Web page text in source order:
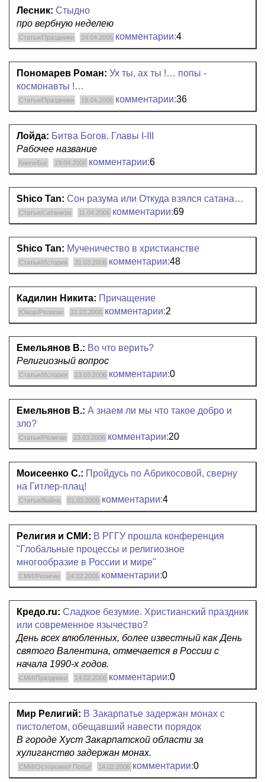
Лесник: Стыдно
про вербную неделею
Статьи/Праздники 24.04.2006 комментарии:4
Пономарев Роман: Ух ты, ах ты !… попы -
космонавты !…
Статьи/Праздники 19.04.2006 комментарии:36
Лойда: Битва Богов. Главы I-III
Рабочее название
Книги/Бог 19.04.2006 комментарии:6
Shico Tan: Сон разума или Откуда взялся сатана…
Статьи/Сатанизм 11.04.2006 комментарии:69
Shico Tan: Мученичество в христианстве
Статьи/История 31.03.2006 комментарии:48
Кадилин Никита: Причащение
Юмор/Религии 31.03.2006 комментарии:2
Емельянов В.: Во что верить?
Религиозный вопрос
Статьи/История 23.03.2006 комментарии:0
Емельянов В.: А знаем ли мы что такое добро и
зло?
Статьи/Религии 23.03.2006 комментарии:20
Моисеенко С.: Пройдусь по Абрикосовой, сверну
на Гитлер-плац!
Статьи/Война 01.03.2006 комментарии:4
Религия и СМИ: В РГГУ прошла конференция
"Глобальные процессы и религиозное
многообразие в России и мире"
СМИ/Религии 14.02.2006 комментарии:0
Кредо.ru: Сладкое безумие. Христианский праздник
или современное язычество?
День всех влюбленных, более известный как День
святого Валентина, отмечается в России с
начала 1990-х годов.
СМИ/Праздники 14.02.2006 комментарии:0
Мир Религий: В Закарпатье задержан монах с
пистолетом, обещавший навести порядок
В городе Хуст Закарпатской области за
хулиганство задержан монах.
СМИ/Осторожно! Попы! 14.02.2006 комментарии:0